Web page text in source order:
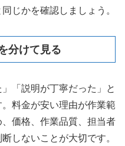
じかを確認しましょう。
分けて見る
「説明が丁寧だった」と
料金が安い理由が作業範
価格、作業品質、担当者
しないことが大切です。